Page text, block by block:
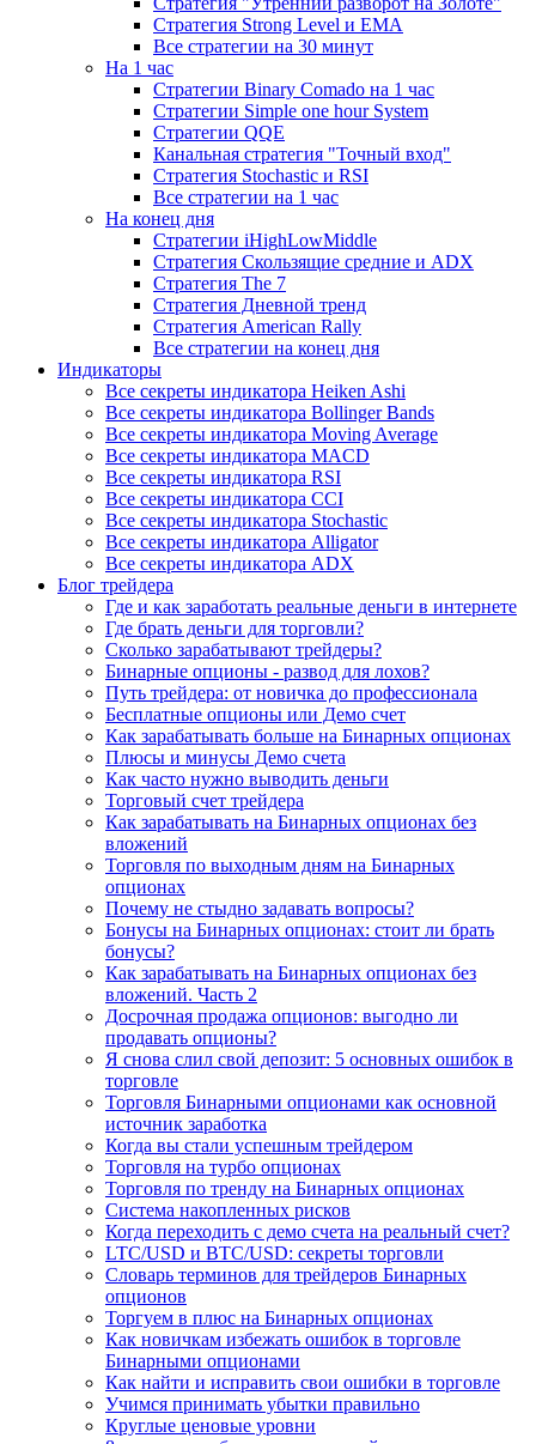
Стратегия Strong Level и EMA
Все стратегии на 30 минут
На 1 час
Стратегии Binary Comado на 1 час
Стратегии Simple one hour System
Стратегии QQE
Канальная стратегия "Точный вход"
Стратегия Stochastic и RSI
Все стратегии на 1 час
На конец дня
Стратегии iHighLowMiddle
Стратегия Скользящие средние и ADX
Стратегия The 7
Стратегия Дневной тренд
Стратегия American Rally
Все стратегии на конец дня
Индикаторы
Все секреты индикатора Heiken Ashi
Все секреты индикатора Bollinger Bands
Все секреты индикатора Moving Average
Все секреты индикатора MACD
Все секреты индикатора RSI
Все секреты индикатора CCI
Все секреты индикатора Stochastic
Все секреты индикатора Alligator
Все секреты индикатора ADX
Блог трейдера
Где и как заработать реальные деньги в интернете
Где брать деньги для торговли?
Сколько зарабатывают трейдеры?
Бинарные опционы - развод для лохов?
Путь трейдера: от новичка до профессионала
Бесплатные опционы или Демо счет
Как зарабатывать больше на Бинарных опционах
Плюсы и минусы Демо счета
Как часто нужно выводить деньги
Торговый счет трейдера
Как зарабатывать на Бинарных опционах без
вложений
Торговля по выходным дням на Бинарных
опционах
Почему не стыдно задавать вопросы?
Бонусы на Бинарных опционах: стоит ли брать
бонусы?
Как зарабатывать на Бинарных опционах без
вложений. Часть 2
Досрочная продажа опционов: выгодно ли
продавать опционы?
Я снова слил свой депозит: 5 основных ошибок в
торговле
Торговля Бинарными опционами как основной
источник заработка
Когда вы стали успешным трейдером
Торговля на турбо опционах
Торговля по тренду на Бинарных опционах
Система накопленных рисков
Когда переходить с демо счета на реальный счет?
LTC/USD и BTC/USD: секреты торговли
Словарь терминов для трейдеров Бинарных
опционов
Торгуем в плюс на Бинарных опционах
Как новичкам избежать ошибок в торговле
Бинарными опционами
Как найти и исправить свои ошибки в торговле
Учимся принимать убытки правильно
Круглые ценовые уровни